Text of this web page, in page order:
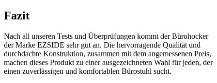
Fazit
Nach all unseren Tests und Überprüfungen kommt der Bürohocker
der Marke EZSIDE sehr gut an. Die hervorragende Qualität und
durchdachte Konstruktion, zusammen mit dem angemessenen Preis,
machen dieses Produkt zu einer ausgezeichneten Wahl für jeden, der
einen zuverlässigen und komfortablen Bürostuhl sucht.